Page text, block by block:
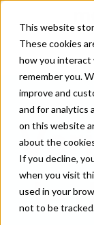
This website
These cookies
how you interact
remember you.
improve and
and for analytics
on this website
about the
If you decline,
when you visit
used in your
not to be
de